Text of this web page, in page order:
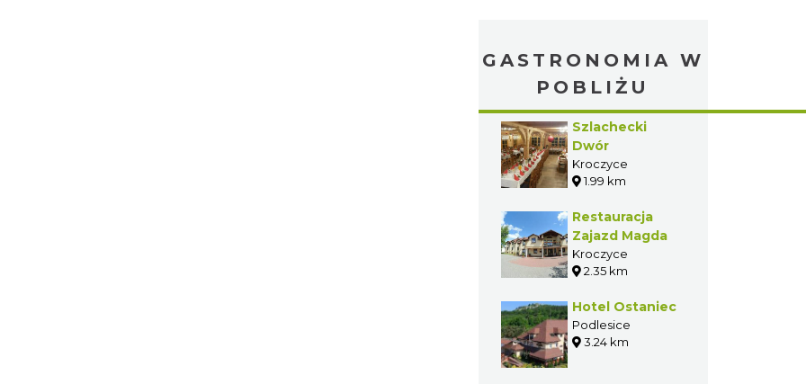
GASTRONOMIA W
POBLIŻU
Szlachecki
Dwór
Kroczyce
1.99 km
Restauracja
Zajazd Magda
Kroczyce
2.35 km
Hotel Ostaniec
Podlesice
3.24 km